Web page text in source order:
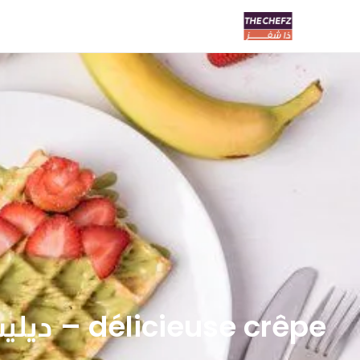
délicieuse crêpe – ديليسوز كريب